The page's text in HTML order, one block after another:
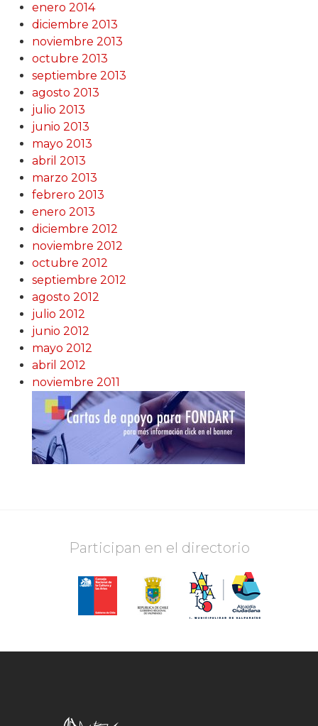
enero 2014
diciembre 2013
noviembre 2013
octubre 2013
septiembre 2013
agosto 2013
julio 2013
junio 2013
mayo 2013
abril 2013
marzo 2013
febrero 2013
enero 2013
diciembre 2012
noviembre 2012
octubre 2012
septiembre 2012
agosto 2012
julio 2012
junio 2012
mayo 2012
abril 2012
noviembre 2011
Participan en el directorio